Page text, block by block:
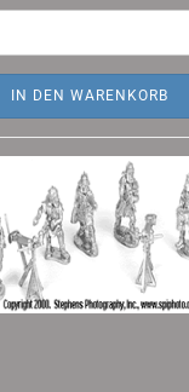
IN DEN WARENKORB